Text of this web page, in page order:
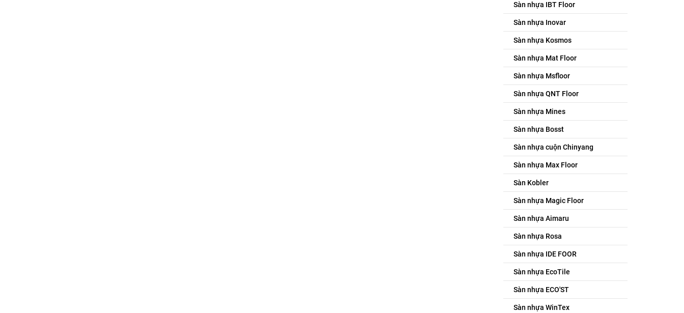
Sàn nhựa IBT Floor
Sàn nhựa Inovar
Sàn nhựa Kosmos
Sàn nhựa Mat Floor
Sàn nhựa Msfloor
Sàn nhựa QNT Floor
Sàn nhựa Mines
Sàn nhựa Bosst
Sàn nhựa cuộn Chinyang
Sàn nhựa Max Floor
Sàn Kobler
Sàn nhựa Magic Floor
Sàn nhựa Aimaru
Sàn nhựa Rosa
Sàn nhựa IDE FOOR
Sàn nhựa EcoTile
Sàn nhựa ECO'ST
Sàn nhựa WinTex